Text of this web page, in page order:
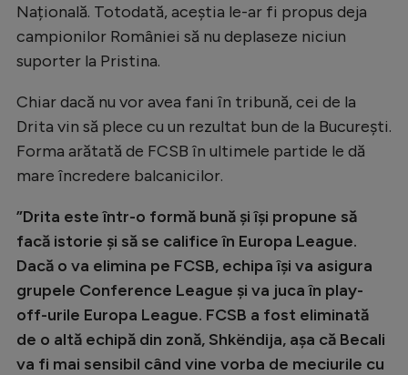
Tenis
Handbal
Formula 1
Gimnastică
Rugby
Alte sporturi
JO 2024
JO 2026
Națională. Totodată, aceștia le-ar fi propus deja
campionilor României să nu deplaseze niciun
suporter la Pristina.
Chiar dacă nu vor avea fani în tribună, cei de la
Drita vin să plece cu un rezultat bun de la București.
Forma arătată de FCSB în ultimele partide le dă
mare încredere balcanicilor.
”Drita este într-o formă bună și își propune să
facă istorie și să se califice în Europa League.
Dacă o va elimina pe FCSB, echipa își va asigura
grupele Conference League și va juca în play-
off-urile Europa League. FCSB a fost eliminată
de o altă echipă din zonă, Shkëndija, așa că Becali
va fi mai sensibil când vine vorba de meciurile cu